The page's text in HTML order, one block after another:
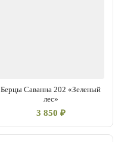
Берцы Саванна 202 «Зеленый
лес»
3 850 ₽